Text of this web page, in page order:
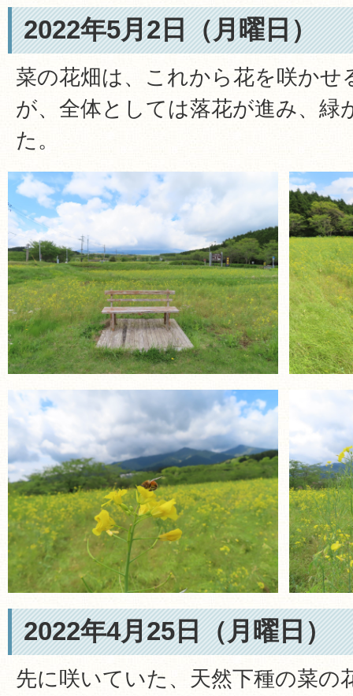
2022年5月2日（月曜日）
菜の花畑は、これから花を咲かせ
が、全体としては落花が進み、緑
た。
2022年4月25日（月曜日）
先に咲いていた、天然下種の菜の